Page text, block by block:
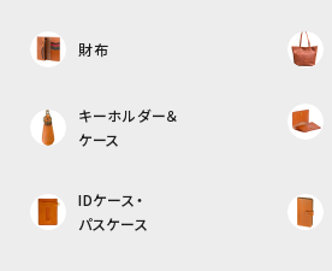
財布
キーホルダー＆
ケース
IDケース・
パスケース